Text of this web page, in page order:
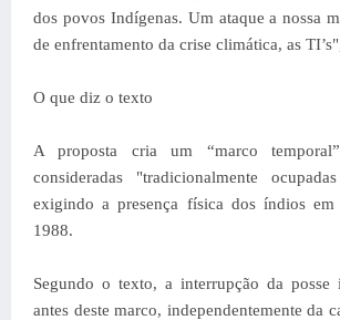
dos povos Indígenas. Um ataque a nossa
de enfrentamento da crise climática, as
O que diz o texto
A proposta cria um “marco
consideradas "tradicionalmente
exigindo a presença física dos índios
1988.
Segundo o texto, a interrupção da posse
antes deste marco, independentemente da